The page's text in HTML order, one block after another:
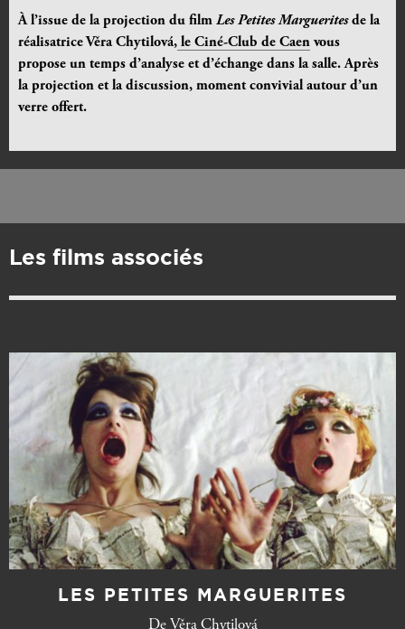
À l’issue de la projection du film Les Petites Margueritesde la
réalisatrice Věra Chytilová, le Ciné-Club de Caen vous
propose un temps d’analyse et d’échange dans la salle.Après
la projection et la discussion, moment convivial autour d’un
verre offert.
Les films associés
LES PETITES MARGUERITES
De Věra Chytilová